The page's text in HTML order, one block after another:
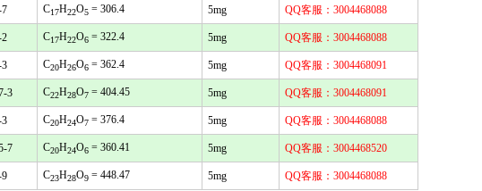
C17H22O5 = 306.4 5mg QQ客服：3004468088
C17H22O6 = 322.4 5mg QQ客服：3004468088
3 C20H26O6 = 362.4 5mg QQ客服：3004468091
3 C22H28O7 = 404.45 5mg QQ客服：3004468091
C20H24O7 = 376.4 5mg QQ客服：3004468088
7 C20H24O6 = 360.41 5mg QQ客服：3004468520
C23H28O9 = 448.47 5mg QQ客服：3004468088